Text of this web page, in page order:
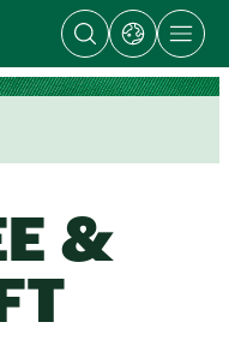
Open
search
dialog
Open
dialog
with
links
to
Open
site
navigation
&